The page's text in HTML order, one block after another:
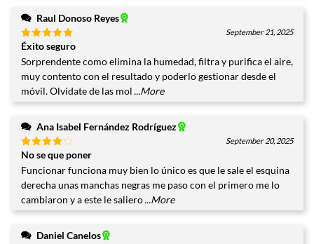
Raul Donoso Reyes
Valorado
con
de
5
September 21, 2025
Éxito seguro
Sorprendente como elimina la humedad, filtra y purifica el aire,
muy contento con el resultado y poderlo gestionar desde el
móvil. Olvídate de las mol ...More
Ana Isabel Fernández Rodríguez
Valorado
con 4
de 5
September 20, 2025
No se que poner
Funcionar funciona muy bien lo único es que le sale el esquina
derecha unas manchas negras me paso con el primero me lo
cambiaron y a este le saliero...More
Daniel Canelos